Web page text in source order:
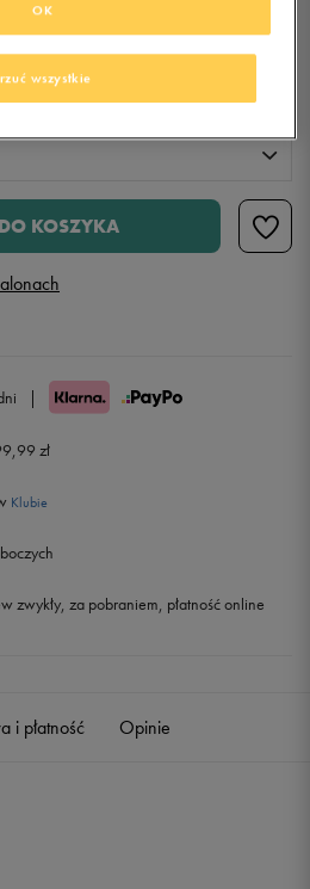
Rozmiary US
KOSZYKA
|
zł
Klubie
zwykły, za pobraniem, płatność online
i płatność Opinie
wszystkie
OK